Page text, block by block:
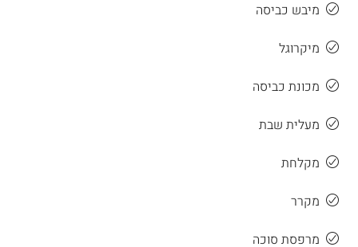
מיבש כביסה
מיקרוגל
מכונת כביסה
מעלית שבת
מקלחת
מקרר
מרפסת סוכה